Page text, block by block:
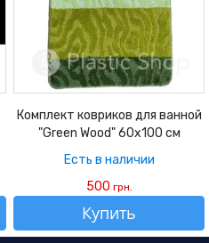
Комплект ковриков для ванной
"Green Wood" 60х100 см
Есть в наличии
500 грн.
Купить